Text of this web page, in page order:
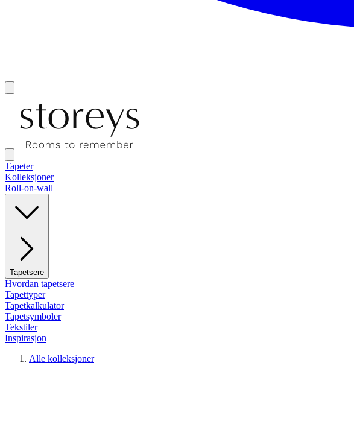
Tapeter
Kolleksjoner
Roll-on-wall
Tapetsere
Hvordan tapetsere
Tapettyper
Tapetkalkulator
Tapetsymboler
Tekstiler
Inspirasjon
Alle kolleksjoner